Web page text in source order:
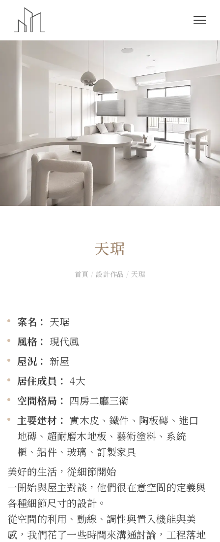
天琚
首頁 / 設計作品 / 天琚
案名： 天琚
風格： 現代風
屋況： 新屋
居住成員： 4大
空間格局： 四房二廳三衛
主要建材： 實木皮、鐵件、陶板磚、進口
地磚、超耐磨木地板、藝術塗料、系統
櫃、鋁件、玻璃、訂製家具
美好的生活，從細節開始
一開始與屋主對談，他們很在意空間的定義與
各種細節尺寸的設計。
從空間的利用、動線、調性與置入機能與美
感，我們花了一些時間來溝通討論，工程落地